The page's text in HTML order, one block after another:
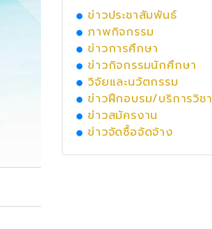
ข่าวประชาสัมพันธ์
ภาพกิจกรรม
ข่าวการศึกษา
ข่าวกิจกรรมนักศึกษา
วิจัยและนวัตกรรม
ข่าวฝึกอบรม/บริการวิช
ข่าวสมัครงาน
ข่าวจัดซื้อจัดจ้าง